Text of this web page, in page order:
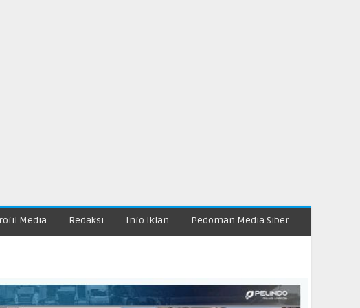
Media Redaksi Info Iklan Pedoman Media Siber